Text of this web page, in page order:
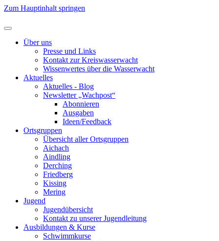
Zum Hauptinhalt springen
Über uns
Presse und Links
Kontakt zur Kreiswasserwacht
Wissenwertes über die Wasserwacht
Aktuelles
Aktuelles - Blog
Newsletter „Wachpost“
Abonnieren
Ausgaben
Ideen/Feedback
Ortsgruppen
Übersicht aller Ortsgruppen
Aichach
Aindling
Derching
Friedberg
Kissing
Mering
Jugend
Jugendübersicht
Kontakt zu unserer Jugendleitung
Ausbildungen & Kurse
Schwimmkurse